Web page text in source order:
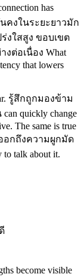
has
นคงในระยะยาวมัก
งใสสูง ขอบเขต
ต่อเนื่อง What
that lowers
รู้สึกถูกมองข้าม
quickly change
The same is true
อกถึงความผูกมัด
to talk about it.
become visible